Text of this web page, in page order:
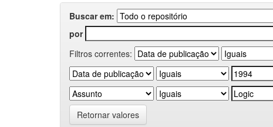
Buscar em:
por
Filtros correntes:
Retornar valores